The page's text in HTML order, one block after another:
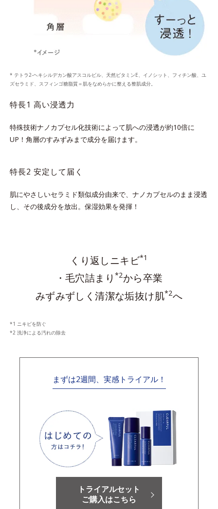
* テトラ2-ヘキシルデカン酸アスコルビル、天然ビタミンE、イノシット、フィチン酸、ユ
ズセラミド、スフィンゴ糖脂質＝肌をなめらかに整える整肌成分。
特長1 高い浸透力
特殊技術ナノカプセル化技術によって肌への浸透が約10倍に
UP！ 角層のすみずみまで成分を届けます。
特長2 安定して届く
肌にやさしいセラミド類似成分由来で、ナノカプセルのまま浸透
し、その後成分を放出。保湿効果を発揮！
くり返しニキビ*1
・毛穴詰まり *2から卒業
みずみずしく清潔な垢抜け肌*2へ
ニキビを防ぐ
洗浄による汚れの除去
まずは2週間、実感トライアル！
トライアルセット
ご購入はこちら